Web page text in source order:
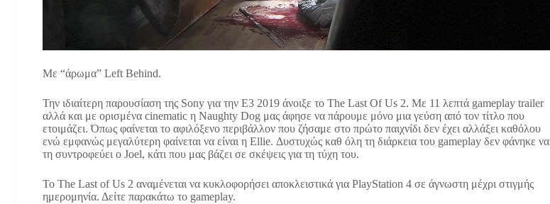
Με “άρωμα” Left Behind.
Την ιδιαίτερη παρουσίαση της Sony για την Ε3 2019 άνοιξε το The Last Of Us 2. Με 11 λεπτά gameplay trailer
αλλά και με ορισμένα cinematic η Naughty Dog μας άφησε να πάρουμε μόνο μια γεύση από τον τίτλο που
ετοιμάζει. Όπως φαίνεται το αφιλόξενο περιβάλλον που ζήσαμε στο πρώτο παιχνίδι δεν έχει αλλάξει καθόλου
ενώ εμφανώς μεγαλύτερη φαίνεται να είναι η Ellie. Δυστυχώς καθ όλη τη διάρκεια του gameplay δεν φάνηκε να
τη συντροφεύει ο Joel, κάτι που μας βάζει σε σκέψεις για τη τύχη του.
Το The Last of Us 2 αναμένεται να κυκλοφορήσει αποκλειστικά για PlayStation 4 σε άγνωστη μέχρι στιγμής
ημερομηνία. Δείτε παρακάτω το gameplay.